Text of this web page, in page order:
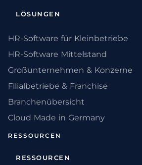
LÖSUNGEN
HR-Software für Kleinbetriebe
HR-Software Mittelstand
Großunternehmen & Konzerne
Filialbetriebe & Franchise
Branchenübersicht
Cloud Made in Germany
RESSOURCEN
RESSOURCEN